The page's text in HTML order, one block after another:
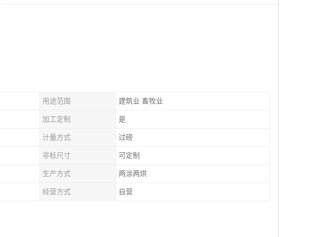
用途范围 建筑业 畜牧业
加工定制 是
计量方式 过磅
非标尺寸 可定制
生产方式 两涂两烘
经营方式 自营